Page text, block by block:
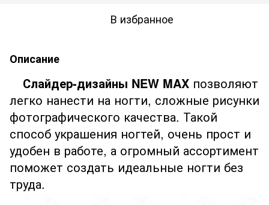
В избранное
Описание
Слайдер-дизайны NEW MAX позволяют
легко нанести на ногти, сложные рисунки
фотографического качества. Такой
способ украшения ногтей, очень прост и
удобен в работе, а огромный ассортимент
поможет создать идеальные ногти без
труда.